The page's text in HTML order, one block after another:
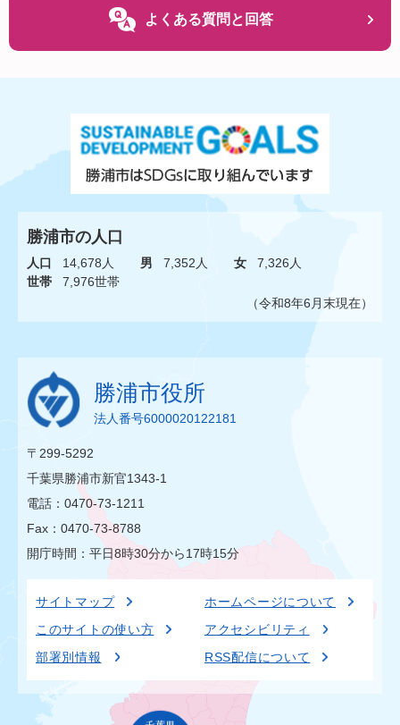
よくある質問と回答
勝浦市の人口
人口 14,678人 男 7,352人 女
7,326人
世帯
7,976世帯
（令和8年6月末現在）
勝浦市役所
法人番号6000020122181
〒299-5292
千葉県勝浦市新官1343-1
電話：0470-73-1211
Fax：0470-73-8788
開庁時間：平日8時30分から17時15分
サイトマップ
ホームページについて
このサイトの使い方
アクセシビリティ
部署別情報
RSS配信について